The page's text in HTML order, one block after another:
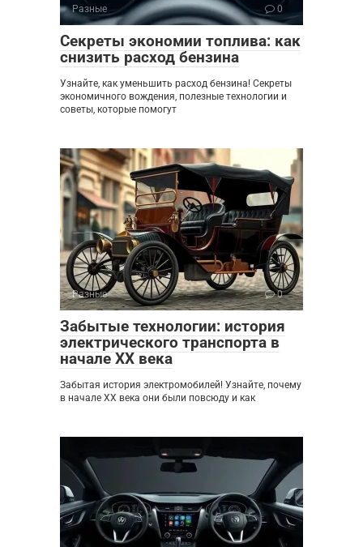
Разные 0
Секреты экономии топлива: как
снизить расход бензина
Узнайте, как уменьшить расход бензина! Секреты
экономичного вождения, полезные технологии и
советы, которые помогут
Разные 0
Забытые технологии: история
электрического транспорта в
начале XX века
Забытая история электромобилей! Узнайте, почему
в начале XX века они были повсюду и как